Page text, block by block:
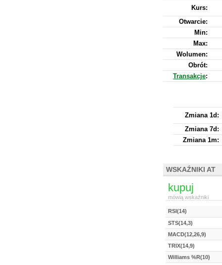
Kurs:
Otwarcie:
Min:
Max:
Wolumen:
Obrót:
Transakcje:
Zmiana 1d:
Zmiana 7d:
Zmiana 1m:
WSKAŹNIKI AT
kupuj
mówią wskaźniki
RSI(14)
STS(14,3)
MACD(12,26,9)
TRIX(14,9)
Williams %R(10)